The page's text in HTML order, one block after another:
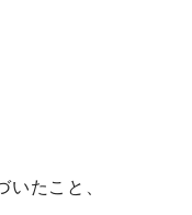
いたこと、